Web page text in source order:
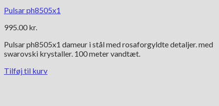
Pulsar ph8505x1
995.00 kr.
Pulsar ph8505x1 dameur i stål med rosaforgyldte detaljer. med
swarovski krystaller. 100 meter vandtæt.
Tilføj til kurv